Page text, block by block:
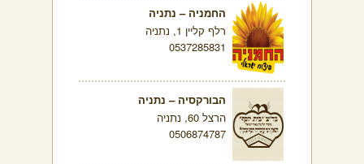
החמניה – נתניה
רלף קליין 1, נתניה
0537285831
הבורקסיה – נתניה
הרצל 60, נתניה
0506874787